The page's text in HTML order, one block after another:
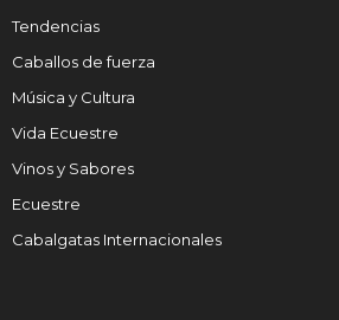
Tendencias
Caballos de fuerza
Música y Cultura
Vida Ecuestre
Vinos y Sabores
Ecuestre
Cabalgatas Internacionales